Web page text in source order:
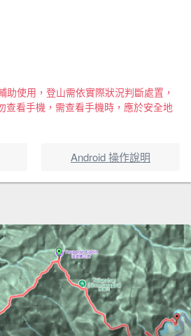
助使用，登山需依實際狀況判斷處置，
查看手機，需查看手機時，應於安全地
Android 操作說明